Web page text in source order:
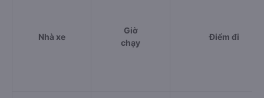
Nhà xe
Giờ
chạy
Điểm đi